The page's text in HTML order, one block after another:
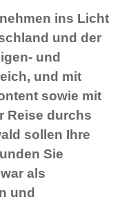
ins Licht
und der
und
und mit
sowie mit
Reise durchs
sollen Ihre
Sie
als
und